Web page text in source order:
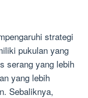
strategi
pukulan yang
serang yang lebih
yang lebih
Sebaliknya,